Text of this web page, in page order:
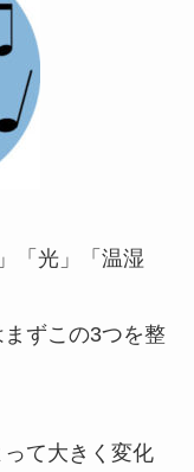
「光」「温湿
ずこの3つを整
て大きく変化